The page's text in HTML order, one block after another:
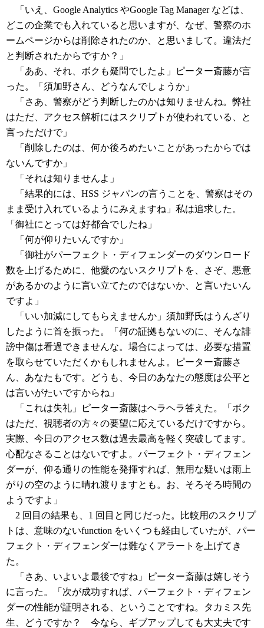
「いえ、Google Analytics やGoogle Tag Manager などは、
どこの企業でも入れていると思いますが、なぜ、警察のホ
ームページからは削除されたのか、と思いまして。違法だ
と判断されたからですか？」
「ああ、それ、ボクも疑問でしたよ」ピーター斎藤が言
った。「須加野さん、どうなんでしょうか」
「さあ、警察がどう判断したのかは知りませんね。弊社
はただ、アクセス解析にはスクリプトが使われている、と
言っただけで」
「削除したのは、何か後ろめたいことがあったからでは
ないんですか」
「それは知りませんよ」
「結果的には、HSS ジャパンの言うことを、警察はその
まま受け入れているようにみえますね」私は追求した。
「御社にとっては好都合でしたね」
「何が仰りたいんですか」
「御社がパーフェクト・ディフェンダーのダウンロード
数を上げるために、他愛のないスクリプトを、さぞ、悪意
があるかのように言い立てたのではないか、と言いたいん
ですよ」
「いい加減にしてもらえませんか」須加野氏はうんざり
したように首を振った。「何の証拠もないのに、そんな誹
謗中傷は看過できませんな。場合によっては、必要な措置
を取らせていただくかもしれませんよ。ピーター斎藤さ
ん、あなたもです。どうも、今日のあなたの態度は公平と
は言いがたいですからね」
「これは失礼」ピーター斎藤はヘラヘラ答えた。「ボク
はただ、視聴者の方々の要望に応えているだけですから。
実際、今日のアクセス数は過去最高を軽く突破してます。
心配なさることはないですよ。パーフェクト・ディフェン
ダーが、仰る通りの性能を発揮すれば、無用な疑いは雨上
がりの空のように晴れ渡りますとも。お、そろそろ時間の
ようですよ」
2 回目の結果も、1 回目と同じだった。比較用のスクリプ
トは、意味のないfunction をいくつも経由していたが、パー
フェクト・ディフェンダーは難なくアラートを上げてき
た。
「さあ、いよいよ最後ですね」ピーター斎藤は嬉しそう
に言った。「次が成功すれば、パーフェクト・ディフェン
ダーの性能が証明される、ということですね。タカミス先
生、どうですか？ 今なら、ギブアップしても大丈夫です